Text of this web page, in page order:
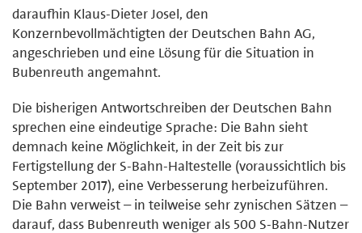
daraufhin Klaus-Dieter Josel, den
Konzernbevollmächtigten der Deutschen Bahn AG,
angeschrieben und eine Lösung für die Situation in
Bubenreuth angemahnt.
Die bisherigen Antwortschreiben der Deutschen Bahn
sprechen eine eindeutige Sprache: Die Bahn sieht
demnach keine Möglichkeit, in der Zeit bis zur
Fertigstellung der S-Bahn-Haltestelle (voraussichtlich bis
September 2017), eine Verbesserung herbeizuführen.
Die Bahn verweist – in teilweise sehr zynischen Sätzen –
darauf, dass Bubenreuth weniger als 500 S-Bahn-Nutzer